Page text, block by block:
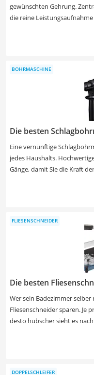
gewünschten Gehrung.
die reine
gelingen. Auch ein kleiner
Sie in unserer Tabelle,
Die besten
Eine vernünftige
jedes Haushalts.
Gänge, damit Sie die Kraft
längeren Einsätzen auf
maschine unter zwei
einen Transportkoffer,
Aufbewahrungsmöglichkeit
BOHRMASCHINE
Die besten
Wer sein Badezimmer
Fliesenschneider sparen. Je
desto hübscher sieht es
FLIESENSCHNEIDER
DOPPELSCHLEIFER